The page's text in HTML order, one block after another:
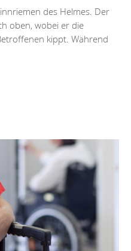
des Helmes. Der
oben, wobei er die
kippt. Während